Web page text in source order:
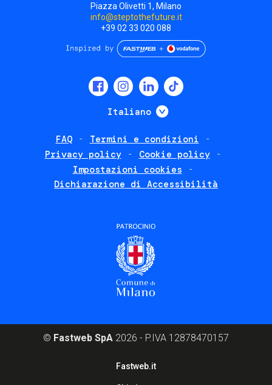
Piazza Olivetti 1, Milano
info@steptothefuture.it
+39 02 33 020 088
Italiano Mostra ulteriori
FAQ
Termini e condizioni
Privacy policy
Cookie policy
Impostazioni cookies
Dichiarazione di Accessibilità
© Fastweb SpA 2026 - P.IVA 12878470157
Fastweb.it